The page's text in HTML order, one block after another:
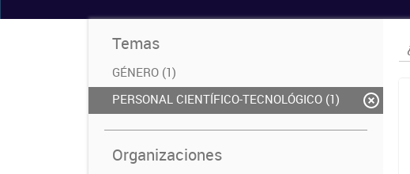
Temas
GÉNERO (1)
PERSONAL CIENTÍFICO-TECNOLÓGICO (1)
Organizaciones